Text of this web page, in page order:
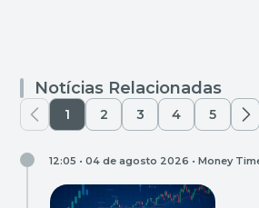
Notícias Relacionadas
1 2 3 4 5
12:05 • 04 de agosto 2026 • Money